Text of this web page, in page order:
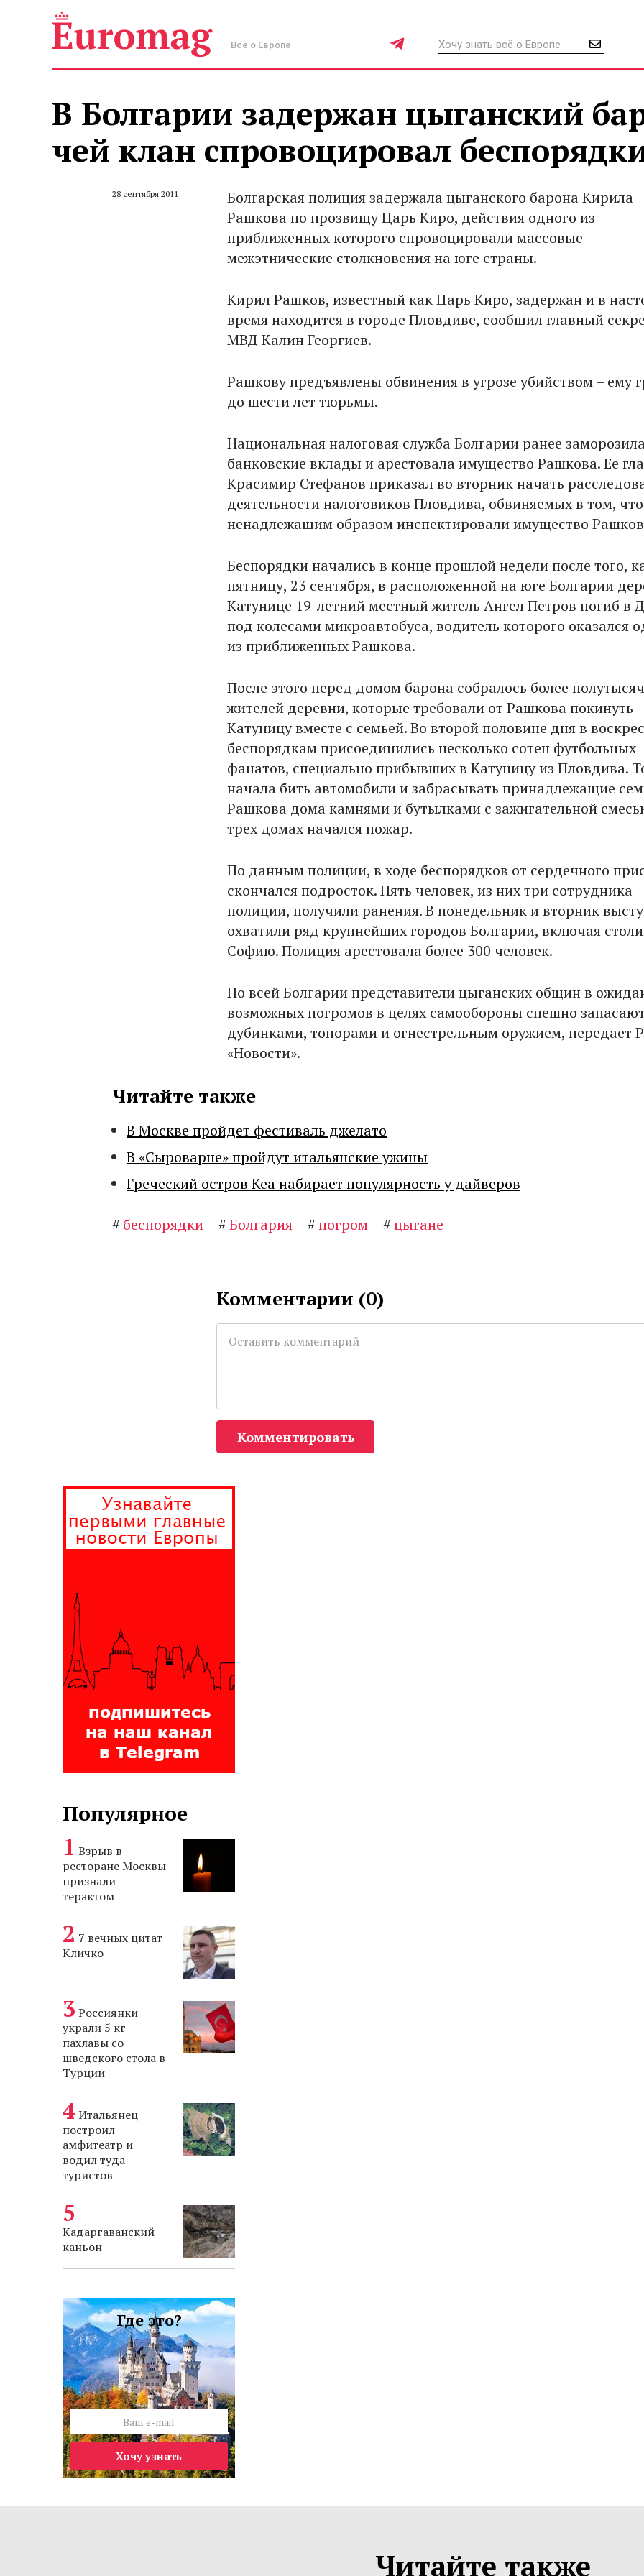
Всё о Европе
В Болгарии задержан цыганский
чей клан спровоцировал
28 сентября 2011
Болгарская полиция задержала цыганского барона Кирила
Рашкова по прозвищу Царь Киро, действия одного из
приближенных которого спровоцировали массовые
межэтнические столкновения на юге страны.
Кирил Рашков, известный как Царь Киро, задержан и в
время находится в городе Пловдиве, сообщил главный
МВД Калин Георгиев.
Рашкову предъявлены обвинения в угрозе убийством – ему
до шести лет тюрьмы.
Национальная налоговая служба Болгарии ранее
банковские вклады и арестовала имущество Рашкова. Ее
Красимир Стефанов приказал во вторник начать
деятельности налоговиков Пловдива, обвиняемых в том,
ненадлежащим образом инспектировали имущество
Беспорядки начались в конце прошлой недели после того,
пятницу, 23 сентября, в расположенной на юге Болгарии
Катунице 19-летний местный житель Ангел Петров погиб в
под колесами микроавтобуса, водитель которого оказался
из приближенных Рашкова.
После этого перед домом барона собралось более
жителей деревни, которые требовали от Рашкова покинуть
Катуницу вместе с семьей. Во второй половине дня в
беспорядкам присоединились несколько сотен футбольных
фанатов, специально прибывших в Катуницу из Пловдива.
начала бить автомобили и забрасывать принадлежащие
Рашкова дома камнями и бутылками с зажигательной
трех домах начался пожар.
По данным полиции, в ходе беспорядков от сердечного
скончался подросток. Пять человек, из них три сотрудника
полиции, получили ранения. В понедельник и вторник
охватили ряд крупнейших городов Болгарии, включая
Софию. Полиция арестовала более 300 человек.
По всей Болгарии представители цыганских общин в
возможных погромов в целях самообороны спешно
дубинками, топорами и огнестрельным оружием, передает
«Новости».
Читайте также
В Москве пройдет фестиваль джелато
В «Сыроварне» пройдут итальянские ужины
Греческий остров Кеа набирает популярность у дайверов
# беспорядки #Болгария #погром #цыгане
Комментарии (0)
Комментировать
Популярное
Взрыв в
ресторане Москвы
признали
терактом
7 вечных цитат
Кличко
Россиянки
украли 5 кг
пахлавы со
шведского стола в
Турции
Итальянец
построил
амфитеатр и
водил туда
туристов
Кадаргаванский
каньон
Где это?
Хочу узнать
Читайте также